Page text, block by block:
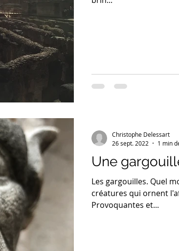
Une
Les gargouilles. Quel
créatures qui ornent
Provoquantes et...
Christophe Delessart
26 sept. 2022
1 min